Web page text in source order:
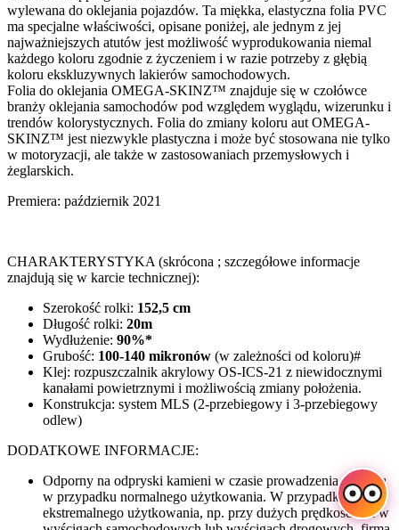
wylewana do oklejania pojazdów. Ta miękka, elastyczna folia PVC
ma specjalne właściwości, opisane poniżej, ale jednym z jej
najważniejszych atutów jest możliwość wyprodukowania niemal
każdego koloru zgodnie z życzeniem i w razie potrzeby z głębią
koloru ekskluzywnych lakierów samochodowych.
Folia do oklejania OMEGA-SKINZ™ znajduje się w czołówce
branży oklejania samochodów pod względem wyglądu, wizerunku i
trendów kolorystycznych. Folia do zmiany koloru aut OMEGA-
SKINZ™ jest niezwykle plastyczna i może być stosowana nie tylko
w motoryzacji, ale także w zastosowaniach przemysłowych i
żeglarskich.
Premiera: październik 2021
CHARAKTERYSTYKA (skrócona ; szczegółowe informacje
znajdują się w karcie technicznej):
Szerokość rolki: 152,5 cm
Długość rolki: 20m
Wydłużenie: 90%*
Grubość: 100-140 mikronów (w zależności od koloru)#
Klej: rozpuszczalnik akrylowy OS-ICS-21 z niewidocznymi
kanałami powietrznymi i możliwością zmiany położenia.
Konstrukcja: system MLS (2-przebiegowy i 3-przebiegowy
odlew)
DODATKOWE INFORMACJE:
Odporny na odpryski kamieni w czasie prowadzenia pojazdu
w przypadku normalnego użytkowania. W przypadku
ekstremalnego użytkowania, np. przy dużych prędkościach w